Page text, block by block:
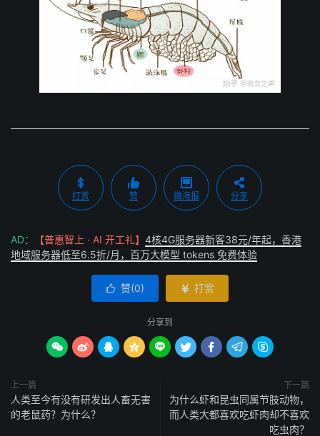
打赏 赞 微海报 分享
AD： 【普惠智上 · AI 开工礼】 4核4G服务器新客38元/年起，香港
地域服务器低至6.5折/月，百万大模型 tokens 免费体验
 赞(0)  打赏
分享到
        
上一篇
人类至今有没有研发出人畜无害
的老鼠药？为什么？
下一篇
为什么虾和昆虫同属节肢动物，
而人类大都喜欢吃虾肉却不喜欢
吃虫肉？